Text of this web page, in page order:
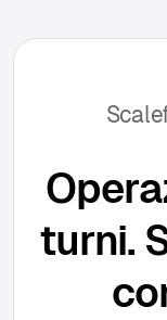
turni.